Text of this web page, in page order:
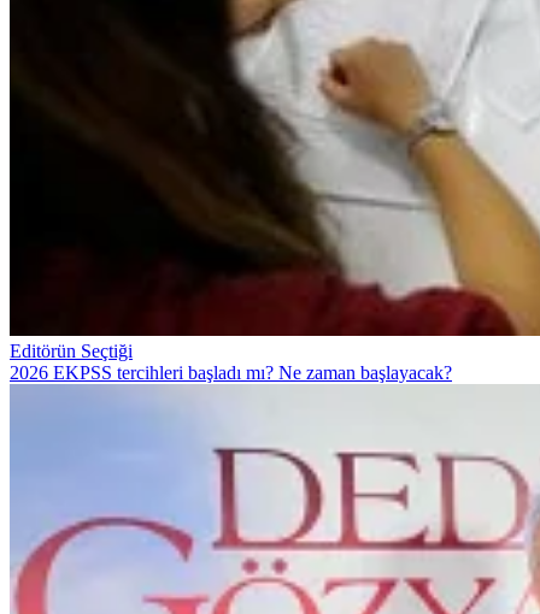
Editörün Seçtiği
2026 EKPSS tercihleri başladı mı? Ne zaman başlayacak?